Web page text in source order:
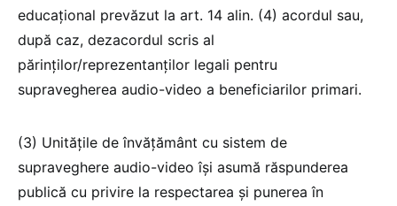
educațional prevăzut la art. 14 alin. (4) acordul sau,
după caz, dezacordul scris al
părinților/reprezentanților legali pentru
supravegherea audio-video a beneficiarilor primari.
(3) Unitățile de învățământ cu sistem de
supraveghere audio-video își asumă răspunderea
publică cu privire la respectarea și punerea în